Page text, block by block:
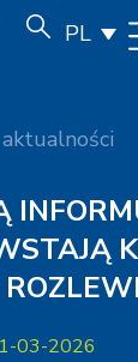
PL
aktualności
03-2026